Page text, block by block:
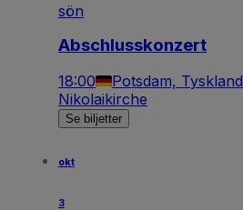
sön
Abschlusskonzert
18:00 Potsdam, Tyskland
Nikolaikirche
Se biljetter
okt
3